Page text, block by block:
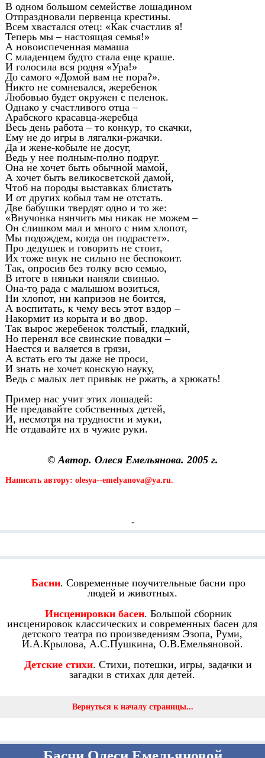
В одном большом семействе лошадином
Отпраздновали первенца крестины.
Всем хвастался отец: «Как счастлив я!
Теперь мы – настоящая семья!»
А новоиспеченная мамаша
С младенцем будто стала еще краше.
И голосила вся родня «Ура!»
До самого «Домой вам не пора?».
Никто не сомневался, жеребенок
Любовью будет окружен с пеленок.
Однако у счастливого отца –
Арабского красавца-жеребца
Весь день работа – то конкур, то скачки,
Ему не до игры в лягалки-ржачки.
Да и жене-кобыле не досуг,
Ведь у нее полным-полно подруг.
Она не хочет быть обычной мамой,
А хочет быть великосветской дамой,
Чтоб на породы выставках блистать
И от других кобыл там не отстать.
Две бабушки твердят одно и то же:
«Внучонка нянчить мы никак не можем –
Он слишком мал и много с ним хлопот,
Мы подождем, когда он подрастет».
Про дедушек и говорить не стоит,
Их тоже внук не сильно не беспокоит.
Так, опросив без толку всю семью,
В итоге в няньки наняли свинью.
Она-то рада с малышом возиться,
Ни хло́пот, ни капризов не боится,
А воспитать, к чему весь этот вздор –
Накормит из корыта и во двор.
Так вырос жеребенок толстый, гладкий,
Но перенял все свинские повадки –
Наестся и валяется в грязи,
А встать его ты даже не проси,
И знать не хочет конскую науку,
Ведь с малых лет привык не ржать, а хрюкать!
Пример нас учит этих лошадей:
Не предавайте собственных детей,
И, несмотря на трудности и муки,
Не отдавайте их в чужие руки.
© Автор. Олеся Емельянова. 2005 г.
Написать автору: olesya--emelyanova@ya.ru.
-
Басни. Современные поучительные басни про
людей и животных.
Инсценировки басен. Большой сборник
инсценировок классических и современных басен для
детского театра по произведениям Эзопа, Руми,
И.А.Крылова, А.С.Пушкина, О.В.Емельяновой.
Детские стихи. Стихи, потешки, игры, задачки и
загадки в стихах для детей.
Вернуться к началу страницы...